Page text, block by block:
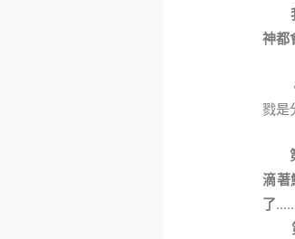
神都
小
戮是
滴著
了
第